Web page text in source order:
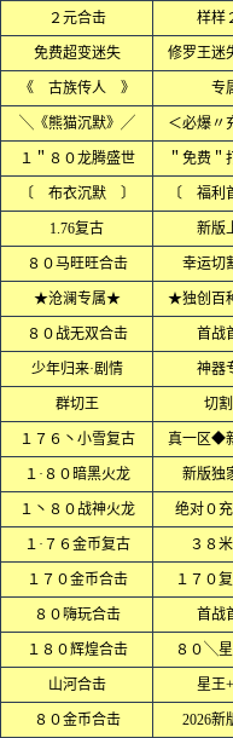
２元合击 样样
免费超变迷失 修罗王迷
《 古族传人 》 专
╲《熊猫沉默》╱ ＜必爆〃
１＂８０龙腾盛世 ＂免费＂
〔 布衣沉默 〕 〔 福利
1.76复古 新版
８０马旺旺合击 幸运切
★沧澜专属★ ★独创百
８０战无双合击 首战
少年归来·剧情 神器
群切王 切
１７６丶小雪复古 真一区◆
１·８０暗黑火龙 新版独
１丶８０战神火龙 绝对０
１·７６金币复古 ３８
１７０金币合击 １７０
８０嗨玩合击 首战
１８０辉煌合击 ８０╲
山河合击 星王
８０金币合击 2026新